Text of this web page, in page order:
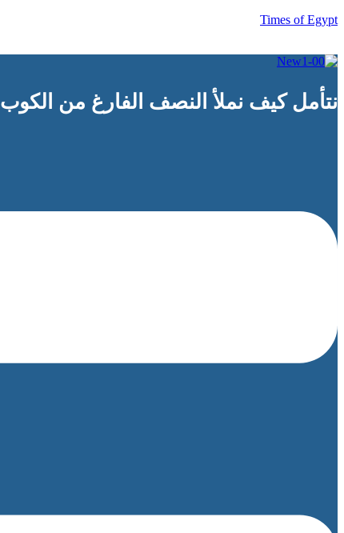
Times of Egypt
نتأمل كيف نملأ النصف الفارغ من الكوب